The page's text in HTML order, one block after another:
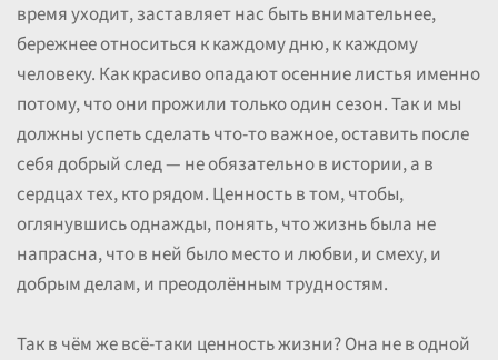
время уходит, заставляет нас быть внимательнее,
бережнее относиться к каждому дню, к каждому
человеку. Как красиво опадают осенние листья именно
потому, что они прожили только один сезон. Так и мы
должны успеть сделать что-то важное, оставить после
себя добрый след — не обязательно в истории, а в
сердцах тех, кто рядом. Ценность в том, чтобы,
оглянувшись однажды, понять, что жизнь была не
напрасна, что в ней было место и любви, и смеху, и
добрым делам, и преодолённым трудностям.
Так в чём же всё-таки ценность жизни? Она не в одной